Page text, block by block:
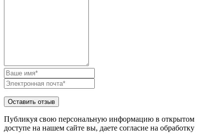
Публикуя свою персональную информацию в открытом
доступе на нашем сайте вы, даете согласие на обработку